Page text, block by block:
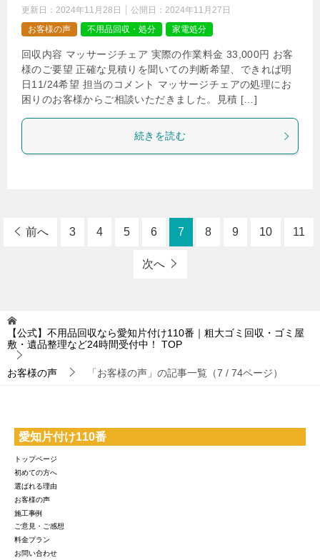
更新日： 2024年11月28日 公開日： 2024年11月27日
お客様の声
不用品回収・処分 家電処分
回収内容 マッサージチェア 実際の作業料金 33,000円 お客
様のご要望 正確な見積りを聞いての判断希望、できれば明
日11/24希望 担当のコメント マッサージチェアの処理にお
困りのお客様からご相談いただきました。見積 […]
続きを読む
前へ 3 4 5 6 7 8 9 10 11
次へ
【公式】不用品回収なら愛知片付け110番｜粗大ゴミ回収・ゴミ屋
敷・遺品整理など24時間受付中！
TOP
お客様の声 「お客様の声」の記事一覧（7 / 74ページ）
愛知片付け110番
トップページ
初めての方へ
選ばれる理由
お客様の声
施工事例
ご意見・ご感想
料金プラン
お問い合わせ